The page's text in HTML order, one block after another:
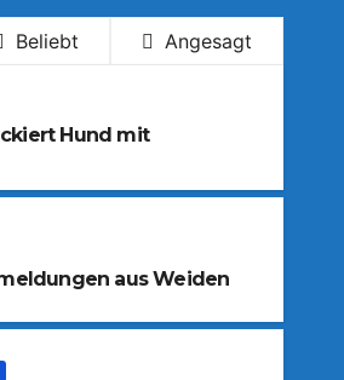
Beliebt Angesagt
Hund mit
aus Weiden